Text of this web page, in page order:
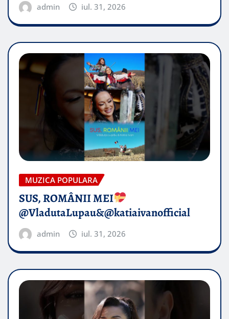
admin iul. 31, 2026
MUZICA POPULARA
SUS, ROMÂNII MEI
@VladutaLupau&@katiaivanofficial
admin iul. 31, 2026